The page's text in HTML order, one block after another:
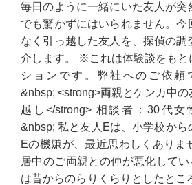
毎日のように一緒にいた友人が突
でも驚かずにはいられません。今
なく引っ越した友人を、探偵の調
介します。 ※これは体験談をもと
ションです。弊社へのご依頼
&nbsp; <strong>両親とケンカ中
越し</strong> 相談者：30代
&nbsp; 私と友人Eは、小学校から
Eの機嫌が、最近思わしくありま
居中のご両親との仲が悪化して
は昔からのらりくらりとしたとこ